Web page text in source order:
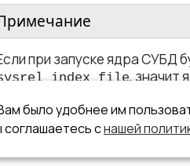
при запуске ядра СУБД
index file, значит
было удобнее им
снашей